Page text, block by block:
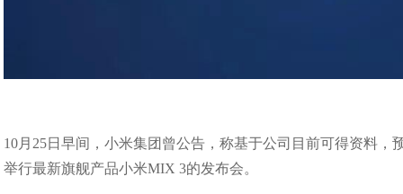
10月25日早间，小米集团曾公告，称基于公司目前可得资料
举行最新旗舰产品小米MIX 3的发布会。